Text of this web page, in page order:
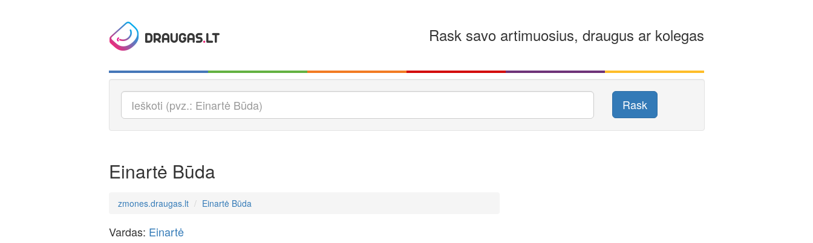
Rask savo artimuosius, draugus ar kolegas
Rask
Einartė Būda
zmones.draugas.lt Einartė Būda
Vardas: Einartė